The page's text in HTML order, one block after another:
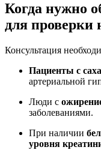
Когда нужно
для
Консультация
Пациенты с
артериальной
Люди с
заболеваниями.
При наличии
уровня